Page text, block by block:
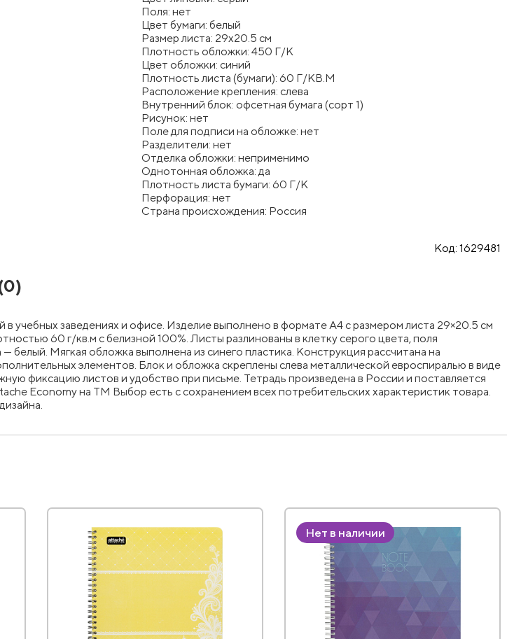
Поля: нет
Цвет бумаги: белый
Размер листа: 29х20.5 см
Плотность обложки: 450 Г/К
Цвет обложки: синий
Плотность листа (бумаги): 60 Г/КВ.М
Расположение крепления: слева
Внутренний блок: офсетная бумага (сорт 1)
Рисунок: нет
Поле для подписи на обложке: нет
Разделители: нет
Отделка обложки: неприменимо
Однотонная обложка: да
Плотность листа бумаги: 60 Г/К
Перфорация: нет
Страна происхождения: Россия
Код: 1629481
учебных заведениях и офисе. Изделие выполнено в формате А4 с размером листа 29×20.5 см
60 г/кв.м с белизной 100%. Листы разлинованы в клетку серого цвета, поля
Мягкая обложка выполнена из синего пластика. Конструкция рассчитана на
элементов. Блок и обложка скреплены слева металлической евроспиралью в виде
фиксацию листов и удобство при письме. Тетрадь произведена в России и поставляется
Economy на ТМ Выбор есть с сохранением всех потребительских характеристик товара.
Нет в наличии